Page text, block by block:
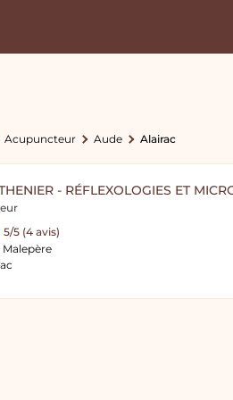
Acupuncteur Aude Alairac
- RÉFLEXOLOGIES ET
5/5 (4 avis)
Malepère